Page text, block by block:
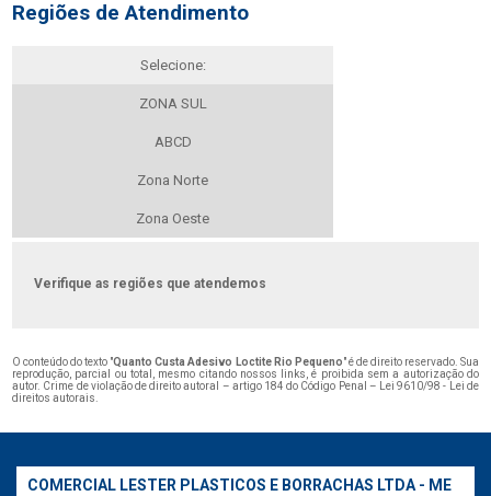
Regiões de Atendimento
Selecione:
ZONA SUL
ABCD
Zona Norte
Zona Oeste
Verifique as regiões que atendemos
O conteúdo do texto "Quanto Custa Adesivo Loctite Rio Pequeno" é de direito reservado. Sua
reprodução, parcial ou total, mesmo citando nossos links, é proibida sem a autorização do
autor. Crime de violação de direito autoral – artigo 184 do Código Penal – Lei 9610/98 - Lei de
direitos autorais.
COMERCIAL LESTER PLASTICOS E BORRACHAS LTDA - ME